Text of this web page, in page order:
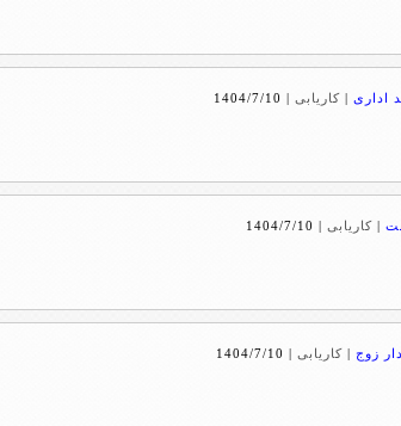
اداری | کاریابی|
1404/7/10
| کاریابی|
1404/7/10
زوج | کاریابی|
1404/7/10